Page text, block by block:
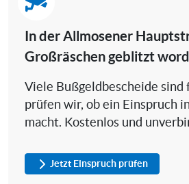
In der Allmosener
Großräschen geblitzt
Viele Bußgeldbescheide sind
prüfen wir, ob ein Einspruch
macht. Kostenlos und
Jetzt Einspruch prüfen